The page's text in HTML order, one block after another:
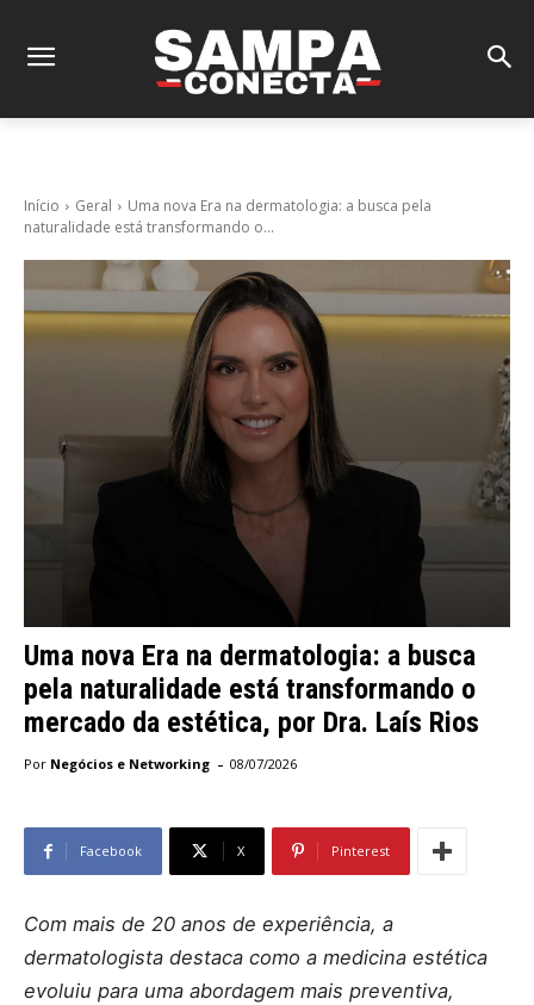
Início Geral
Uma nova Era na dermatologia: a busca pela
naturalidade está transformando o...
Uma nova Era na dermatologia: a busca
pela naturalidade está transformando o
mercado da estética, por Dra. Laís Rios
Por Negócios e Networking - 08/07/2026
Facebook X Pinterest
Com mais de 20 anos de experiência, a
dermatologista destaca como a medicina estética
evoluiu para uma abordagem mais preventiva,